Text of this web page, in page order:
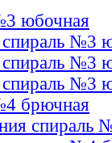
юбочная
№3
№3
№3
брючная
спираль